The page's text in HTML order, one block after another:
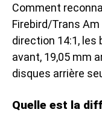
Comment
Firebird/Trans
direction 14:1, les
avant, 19,05 mm
disques arrière
Quelle est la